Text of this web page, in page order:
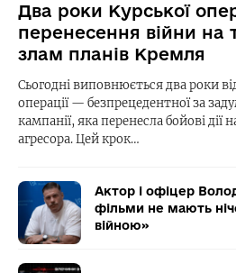
Два роки Курської
перенесення війни на
злам планів Кремля
Сьогодні виповнюється два роки
операції — безпрецедентної за
кампанії, яка перенесла бойові
агресора. Цей крок…
Актор і офіцер
фільми не мають
війною»